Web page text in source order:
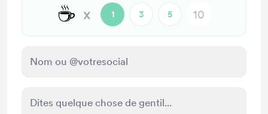
☕ x 1 3 5